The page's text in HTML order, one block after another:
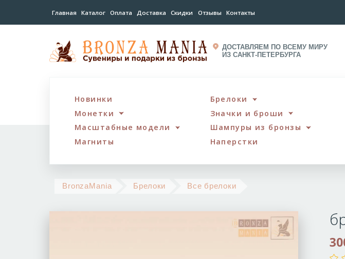
Главная Каталог Оплата Доставка Скидки Отзывы Контакты
ДОСТАВЛЯЕМ ПО ВСЕМУ МИРУ
ИЗ САНКТ-ПЕТЕРБУРГА
Новинки Брелоки
Монетки
Значки и броши
Масштабные модели
Шампуры из бронзы
Магниты
Наперстки
BronzaMania Брелоки Все брелоки
Пыжик
-